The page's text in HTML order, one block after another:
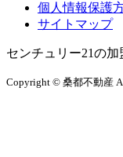
個人情報保護
サイトマップ
センチュリー21の加
Copyright © 桑都不動産